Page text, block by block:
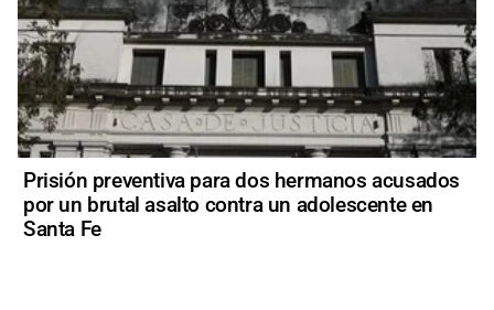
Prisión preventiva para dos hermanos acusados
por un brutal asalto contra un adolescente en
Santa Fe